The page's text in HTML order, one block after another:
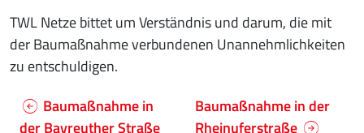
TWL Netze bittet um Verständnis und darum, die mit
der Baumaßnahme verbundenen Unannehmlichkeiten
zu entschuldigen.
Baumaßnahme in
der Bayreuther Straße
Baumaßnahme in der
Rheinuferstraße